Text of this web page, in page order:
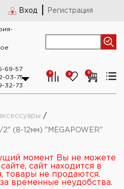
Вход Регистрация
69-57
03-75
32-73
0 0 0
/
(8-12мм) "MEGAPOWER"
момент Вы не можете
сайт находится в
товары не продаются.
временные неудобства.